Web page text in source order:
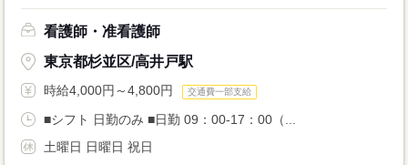
看護師・准看護師
東京都杉並区/高井戸駅
時給4,000円～4,800円 交通費一部支給
■シフト 日勤のみ ■日勤 09：00-17：00（...
土曜日 日曜日 祝日